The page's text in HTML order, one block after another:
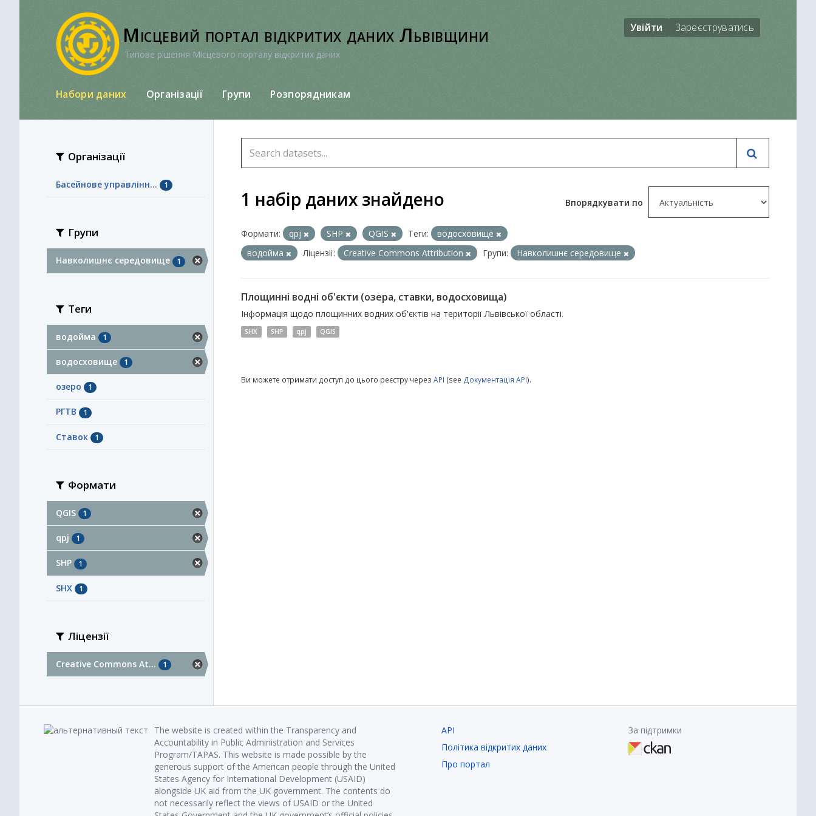
Місцевий портал відкритих даних Львівщини
Типове рішення Місцевого порталу відкритих даних
Увійти Зареєструватись
Набори даних Організації Групи Розпорядникам
Організації
Басейнове управлінн... 1
Групи
Навколишнє середовище 1
Теги
водойма 1
водосховище 1
озеро 1
РГТВ 1
Ставок 1
Формати
QGIS 1
qpj 1
SHP 1
SHX 1
Ліцензії
Creative Commons At... 1
Впорядкувати по
1 набір даних знайдено
Формати: qpj SHP QGIS Теги:
водосховище
водойма
Ліцензії: Creative Commons Attribution Групи: Навколишнє середовище
Площинні водні об'єкти (озера, ставки, водосховища)
Інформація щодо площинних водних об'єктів на території Львівської області.
SHX SHP qpj QGIS
Ви можете отримати доступ до цього реєстру через API (see Документація API).
The website is created within the Transparency and
Accountability in Public Administration and Services
Program/TAPAS. This website is made possible by the
generous support of the American people through the United
States Agency for International Development (USAID)
alongside UK aid from the UK government. The contents do
not necessarily reflect the views of USAID or the United
API
Політика відкритих даних
Про портал
За підтримки